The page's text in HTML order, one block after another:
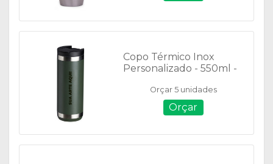
Copo Térmico Inox
Personalizado - 550ml -
Orçar 5 unidades
Orçar